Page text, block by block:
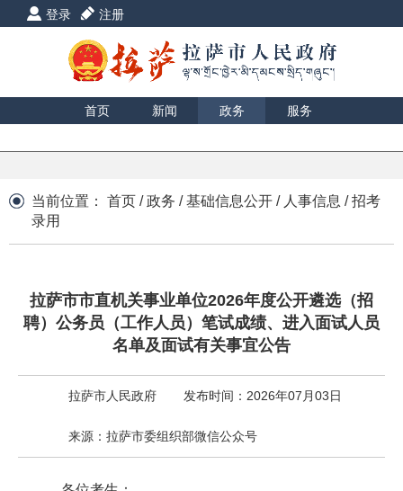
登录 注册
首页 新闻 政务
服务
当前位置： 首页 /政务 /基础信息公开 / 人事信息 /招考
录用
拉萨市市直机关事业单位2026年度公开遴选（招
聘）公务员（工作人员）笔试成绩、进入面试人员
名单及面试有关事宜公告
拉萨市人民政府 发布时间：2026年07月03日
来源：拉萨市委组织部微信公众号